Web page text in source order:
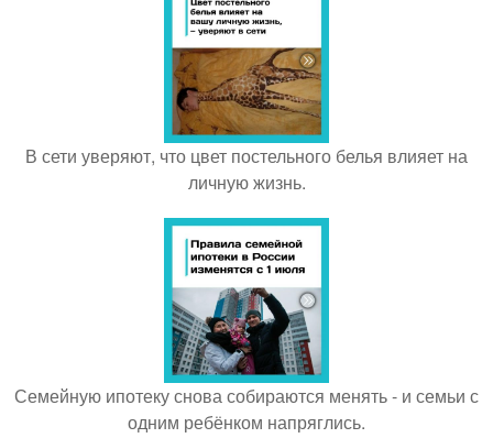
В сети уверяют, что цвет постельного белья влияет на
личную жизнь.
Семейную ипотеку снова собираются менять - и семьи с
одним ребёнком напряглись.